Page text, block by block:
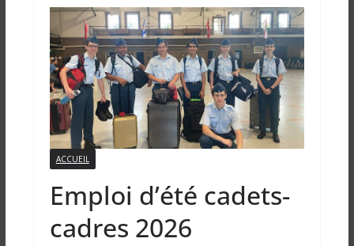
ACCUEIL
Emploi d’été cadets-
cadres 2026